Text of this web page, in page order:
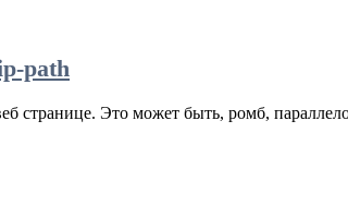
path
странице. Это может быть, ромб,